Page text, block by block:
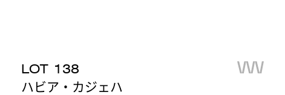
LOT 138
ハビア・カジェハ